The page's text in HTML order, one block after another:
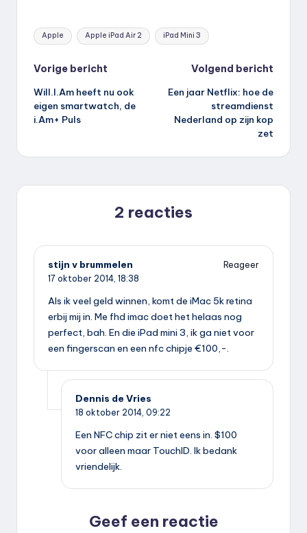
Tags:
Apple Apple iPad Air 2 iPad Mini 3
Bericht
navigatie
Vorige bericht
Will.I.Am heeft nu ook
eigen smartwatch, de
i.Am+ Puls
Volgend bericht
Een jaar Netflix: hoe de
streamdienst
Nederland op zijn kop
zet
2 reacties
stijn v brummelen
Reageer
17 oktober 2014, 18:38
Als ik veel geld winnen, komt de iMac 5k retina
erbij mij in. Me fhd imac doet het helaas nog
perfect, bah. En die iPad mini 3, ik ga niet voor
een fingerscan en een nfc chipje €100,-.
Dennis de Vries
18 oktober 2014, 09:22
Een NFC chip zit er niet eens in. $100
voor alleen maar TouchID. Ik bedank
vriendelijk.
Geef een reactie